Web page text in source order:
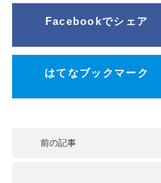
Facebookでシェア
はてなブックマーク
前の記事